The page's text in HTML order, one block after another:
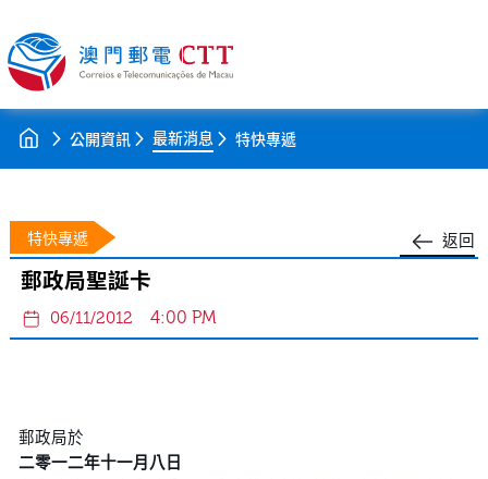
公開資訊 最新消息 特快專遞
返回
特快專遞
郵政局聖誕卡
06/11/2012 4:00 PM
郵政局於
二零一二年十一月八日